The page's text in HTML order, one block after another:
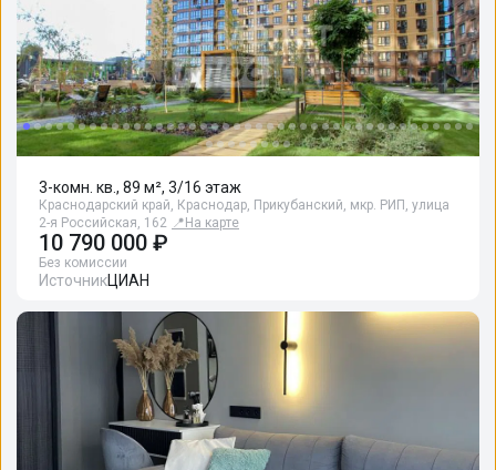
3-комн. кв., 89 м², 3/16 этаж
Краснодарский край, Краснодар, Прикубанский, мкр. РИП, улица
2-я Российская, 162 📍 На карте
10 790 000 ₽
Без комиссии
ИсточникЦИАН